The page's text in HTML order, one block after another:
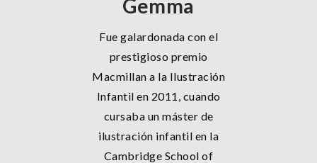
Gemma
Fue galardonada con el
prestigioso premio
Macmillan a la Ilustración
Infantil en 2011, cuando
cursaba un máster de
ilustración infantil en la
Cambridge School of